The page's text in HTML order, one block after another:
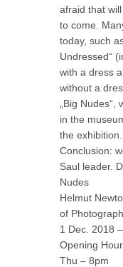
afraid that
to come.
today, such
Undressed“
with a dress
without a
„Big
in the
the exhibition.
Conclusion:
Saul leader.
Nudes
Helmut
of
1 Dec. 2018
Opening
Thu – 8pm